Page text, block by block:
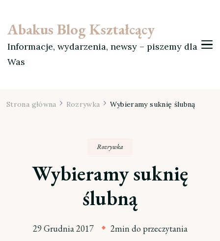
Abakus Blog Kształcący
Informacje, wydarzenia, newsy – piszemy dla
Was
Strona główna Rozrywka Wybieramy suknię ślubną
Rozrywka
Wybieramy suknię
ślubną
29 Grudnia 2017 2min do przeczytania